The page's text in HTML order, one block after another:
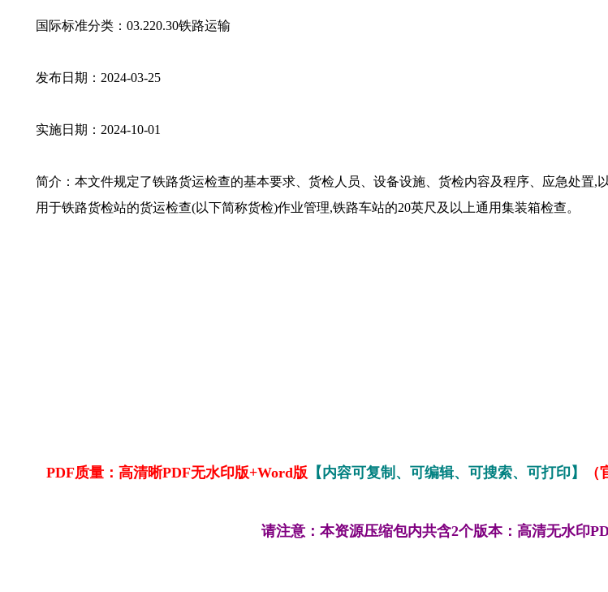
国际标准分类：03.220.30铁路运输
发布日期：2024-03-25
实施日期：2024-10-01
简介：本文件规定了铁路货运检查的基本要求、货检人员、设备设施、货检内容及程序、应急处置
用于铁路货检站的货运检查(以下简称货检)作业管理,铁路车站的20英尺及以上通用集装箱检查。
PDF质量：高清晰PDF无水印版+Word版 【内容可复制、可编辑、可搜索、可打印】
请注意：本资源压缩包内共含2个版本：高清无水印